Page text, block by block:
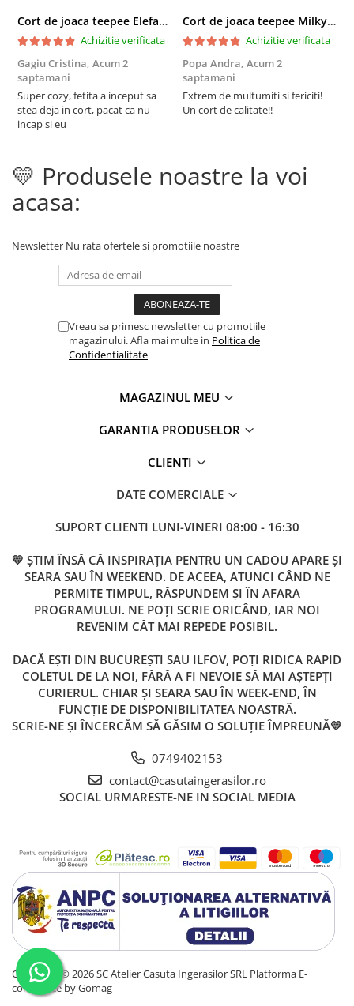
Cort de joaca teepee Elefanti - bej
Achizitie verificata
Gagiu Cristina, Acum 2
saptamani
Super cozy, fetita a inceput sa
stea deja in cort, pacat ca nu
incap si eu
Cort de joaca teepee Milky Stars Personalizat
Achizitie verificata
Popa Andra, Acum 2
saptamani
Extrem de multumiti si fericiti!
Un cort de calitate!!
💛 Produsele noastre la voi
acasa:
Newsletter Nu rata ofertele si promotiile noastre
Vreau sa primesc newsletter cu promotiile
magazinului. Afla mai multe in Politica de
Confidentialitate
MAGAZINUL MEU
GARANTIA PRODUSELOR
CLIENTI
DATE COMERCIALE
SUPORT CLIENTI LUNI-VINERI 08:00 - 16:30
💛 ȘTIM ÎNSĂ CĂ INSPIRAȚIA PENTRU UN CADOU APARE ȘI
SEARA SAU ÎN WEEKEND. DE ACEEA, ATUNCI CÂND NE
PERMITE TIMPUL, RĂSPUNDEM ȘI ÎN AFARA
PROGRAMULUI. NE POȚI SCRIE ORICÂND, IAR NOI
REVENIM CÂT MAI REPEDE POSIBIL.
DACĂ EȘTI DIN BUCUREȘTI SAU ILFOV, POȚI RIDICA RAPID
COLETUL DE LA NOI, FĂRĂ A FI NEVOIE SĂ MAI AȘTEPȚI
CURIERUL. CHIAR ȘI SEARA SAU ÎN WEEK-END, ÎN
FUNCȚIE DE DISPONIBILITATEA NOASTRĂ.
SCRIE-NE ȘI ÎNCERCĂM SĂ GĂSIM O SOLUȚIE ÎMPREUNĂ💛
0749402153
contact@casutaingerasilor.ro
SOCIAL URMARESTE-NE IN SOCIAL MEDIA
Copyright © 2026 SC Atelier Casuta Ingerasilor SRL Platforma E-
commerce by Gomag